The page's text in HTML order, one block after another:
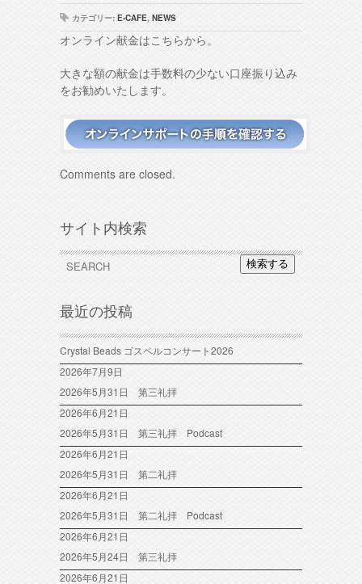
カテゴリー: E-CAFE, NEWS
オンライン献金はこちらから。
大きな額の献金は手数料の少ない口座振り込み
をお勧めいたします。
Comments are closed.
サイト内検索
検索する
最近の投稿
Crystal Beads ゴスペルコンサート2026
2026年7月9日
2026年5月31日 第三礼拝
2026年6月21日
2026年5月31日 第三礼拝 Podcast
2026年6月21日
2026年5月31日 第二礼拝
2026年6月21日
2026年5月31日 第二礼拝 Podcast
2026年6月21日
2026年5月24日 第三礼拝
2026年6月21日